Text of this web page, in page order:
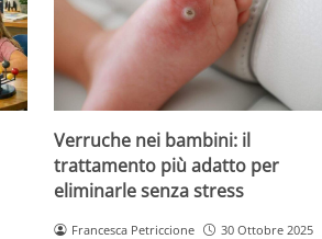
Verruche nei bambini: il
trattamento più adatto per
eliminarle senza stress
Francesca Petriccione 30 Ottobre 2025